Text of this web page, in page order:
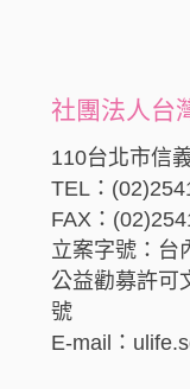
社團法人台
110台北市信
TEL：
FAX：
立案字號：台
公益勸募許可
號
E-mail：